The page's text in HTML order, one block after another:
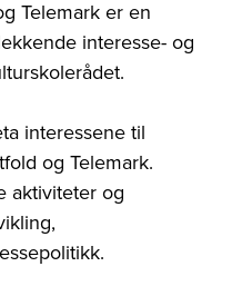
Telemark er en
interesse- og
interessene til
og Telemark.
aktiviteter og